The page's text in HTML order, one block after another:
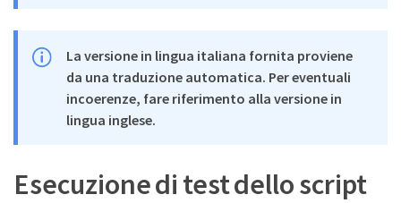
La versione in lingua italiana fornita proviene
da una traduzione automatica. Per eventuali
incoerenze, fare riferimento alla versione in
lingua inglese.
Esecuzione di test dello script